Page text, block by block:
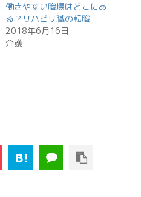
働きやすい職場はどこにあ
る？リハビリ職の転職
2018年6月16日
介護